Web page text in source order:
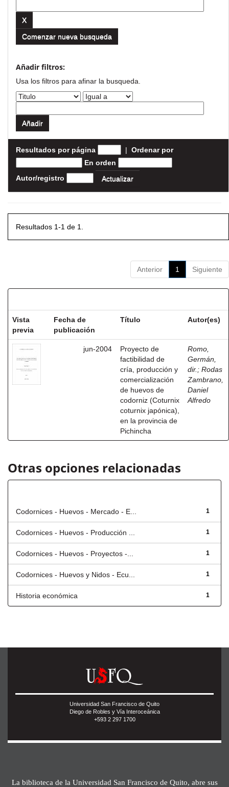
Comenzar nueva busqueda
Añadir filtros:
Usa los filtros para afinar la busqueda.
Resultados por página | Ordenar por
En orden
Autor/registro
Resultados 1-1 de 1.
Anterior 1 Siguiente
Vista
previa
Fecha de
publicación
Título Autor(es)
jun-2004
Proyecto de
factibilidad de
cría, producción y
comercialización
de huevos de
codorniz (Coturnix
coturnix japónica),
en la provincia de
Pichincha
Romo,
Germán,
dir. ; Rodas
Zambrano,
Daniel
Alfredo
Otras opciones relacionadas
1
Codornices - Huevos - Mercado - E...
1
Codornices - Huevos - Producción ...
1
Codornices - Huevos - Proyectos -...
1
Codornices - Huevos y Nidos - Ecu...
1
Historia económica
Universidad San Francisco de Quito
Diego de Robles y Vía Interoceánica
+593 2 297 1700
La biblioteca de la Universidad San Francisco de Quito, abre sus